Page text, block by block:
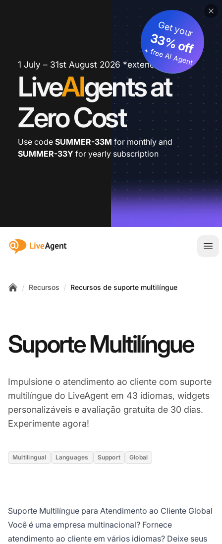
1 July – 31st August 2026 *extended
LiveAIgents at
Zero Cost
Get your
33% off
+ free AI Agent
Use code SUMMER-33M for monthly and
SUMMER-33Y for yearly subscription
:site.title
/ Recursos / Recursos de suporte multilíngue
Suporte Multilíngue
Impulsione o atendimento ao cliente com suporte
multilíngue do LiveAgent em 43 idiomas, widgets
personalizáveis e avaliação gratuita de 30 dias.
Experimente agora!
Multilingual Languages Support Global
Suporte Multilíngue para Atendimento ao Cliente Global
Você é uma empresa multinacional? Fornece
atendimento ao cliente em vários idiomas? Deixe seus